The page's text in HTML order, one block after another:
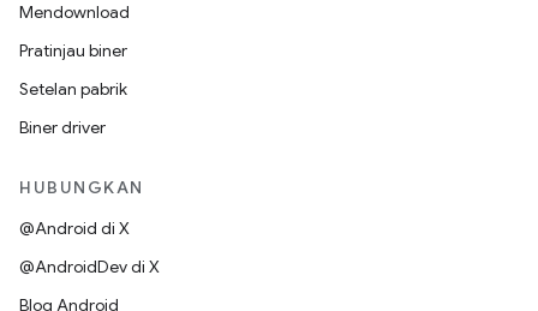
Mendownload
Pratinjau biner
Setelan pabrik
Biner driver
HUBUNGKAN
@Android di X
@AndroidDev di X
Blog Android